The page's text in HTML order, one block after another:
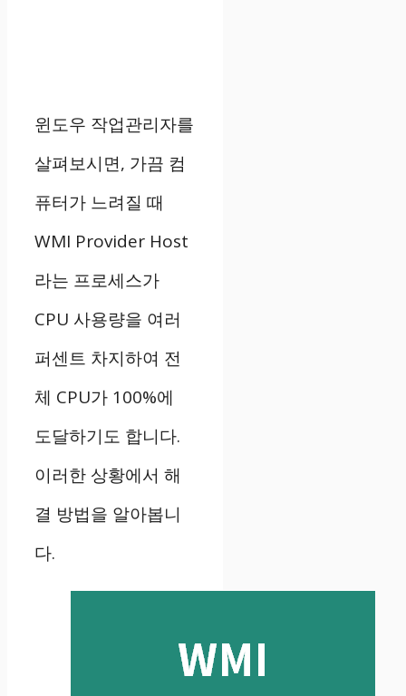
윈도우 작업관리자를
살펴보시면, 가끔 컴
퓨터가 느려질 때
WMI Provider Host
라는 프로세스가
CPU 사용량을 여러
퍼센트 차지하여 전
체 CPU가 100%에
도달하기도 합니다.
이러한 상황에서 해
결 방법을 알아봅니
다.